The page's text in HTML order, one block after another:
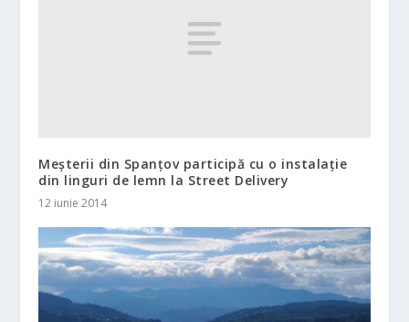
Meșterii din Spanțov participă cu o instalație
din linguri de lemn la Street Delivery
12 iunie 2014